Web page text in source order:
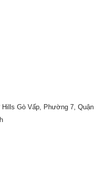
Gò Vấp, Phường 7, Quận